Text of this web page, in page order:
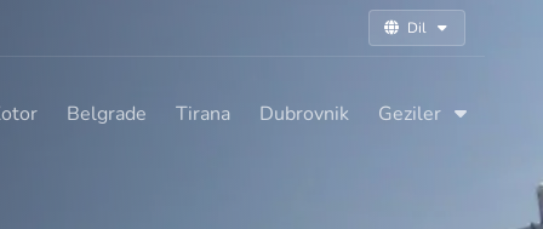
Dil
Belgrade Tirana Dubrovnik Geziler